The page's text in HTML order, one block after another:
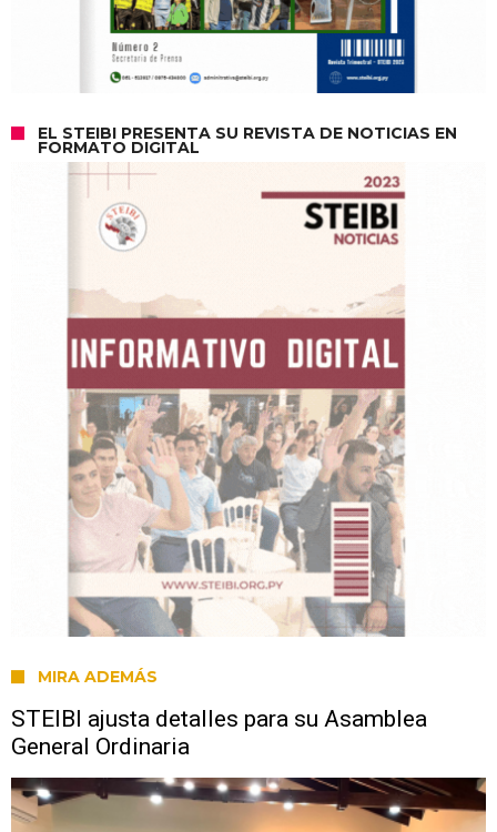
EL STEIBI PRESENTA SU REVISTA DE NOTICIAS EN
FORMATO DIGITAL
MIRA ADEMÁS
STEIBI ajusta detalles para su Asamblea
General Ordinaria